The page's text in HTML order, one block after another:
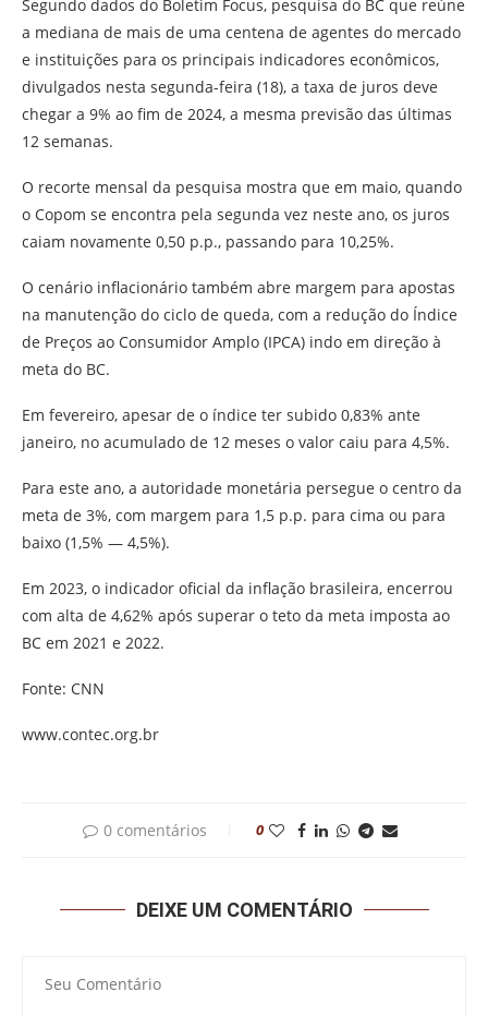
Segundo dados do Boletim Focus, pesquisa do BC que reúne
a mediana de mais de uma centena de agentes do mercado
e instituições para os principais indicadores econômicos,
divulgados nesta segunda-feira (18), a taxa de juros deve
chegar a 9% ao fim de 2024, a mesma previsão das últimas
12 semanas.
O recorte mensal da pesquisa mostra que em maio, quando
o Copom se encontra pela segunda vez neste ano, os juros
caiam novamente 0,50 p.p., passando para 10,25%.
O cenário inflacionário também abre margem para apostas
na manutenção do ciclo de queda, com a redução do Índice
de Preços ao Consumidor Amplo (IPCA) indo em direção à
meta do BC.
Em fevereiro, apesar de o índice ter subido 0,83% ante
janeiro, no acumulado de 12 meses o valor caiu para 4,5%.
Para este ano, a autoridade monetária persegue o centro da
meta de 3%, com margem para 1,5 p.p. para cima ou para
baixo (1,5% — 4,5%).
Em 2023, o indicador oficial da inflação brasileira, encerrou
com alta de 4,62% após superar o teto da meta imposta ao
BC em 2021 e 2022.
Fonte: CNN
www.contec.org.br
0 comentários 0
DEIXE UM COMENTÁRIO